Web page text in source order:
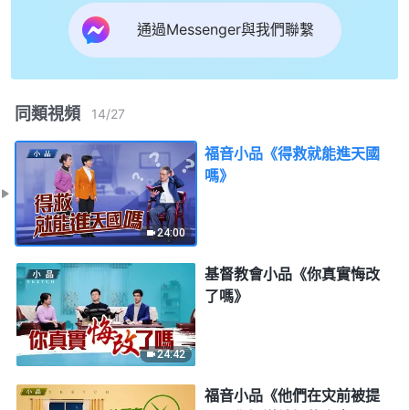
通過Messenger與我們聯繫
同類視頻 14/27
24:00
福音小品《得救就能進天國
嗎》
24:42
基督教會小品《你真實悔改
了嗎》
福音小品《他們在灾前被提